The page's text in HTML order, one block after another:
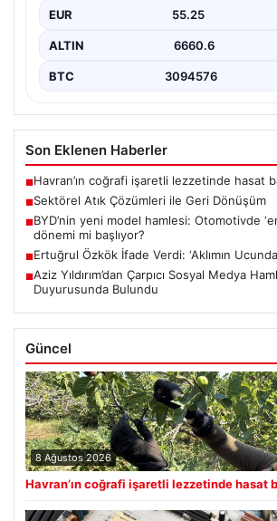
EUR 55.25
ALTIN 6660.6
BTC 3094576
Son Eklenen Haberler
■Havran’ın coğrafi işaretli lezzetinde hasat
■Sektörel Atık Çözümleri ile Geri Dönüşüm
■BYD’nin yeni model hamlesi: Otomotivde
dönemi mi başlıyor?
■Ertuğrul Özkök İfade Verdi: ‘Aklımın
■Aziz Yıldırım’dan Çarpıcı Sosyal Medya
Duyurusunda Bulundu
Güncel
8 Ağustos 2026
Havran’ın coğrafi işaretli lezzetinde hasat